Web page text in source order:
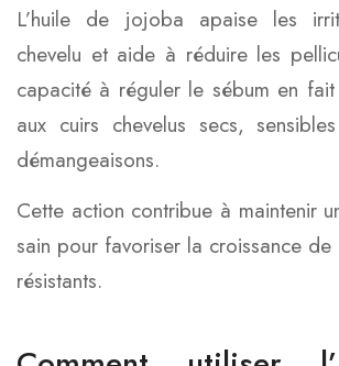
L’huile de jojoba apaise les
chevelu et aide à réduire les
capacité à réguler le sébum en
aux cuirs chevelus secs,
démangeaisons.
Cette action contribue à maintenir
sain pour favoriser la croissance
résistants.